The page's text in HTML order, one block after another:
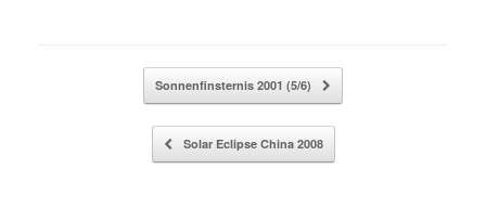
Sonnenfinsternis 2001 (5/6)
Solar Eclipse China 2008